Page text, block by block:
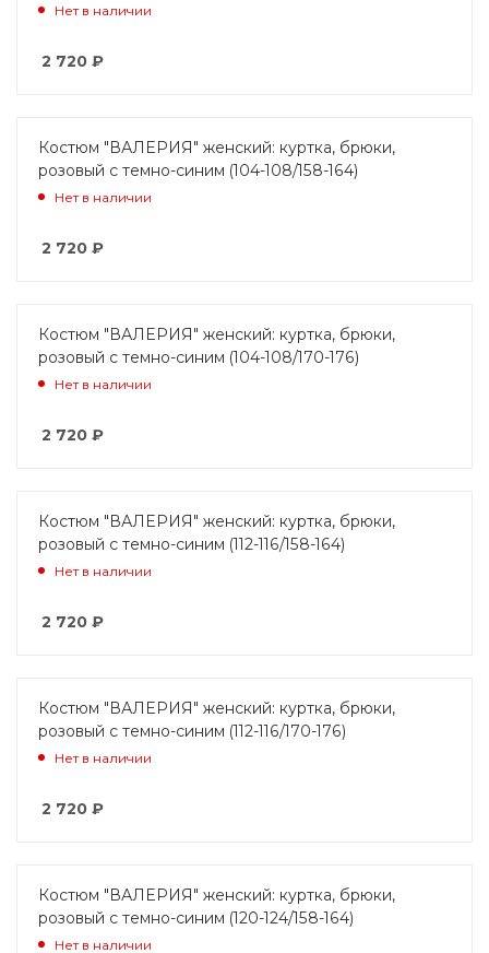
Нет в наличии
2 720 ₽
Костюм "ВАЛЕРИЯ" женский: куртка, брюки,
розовый с темно-синим (104-108/158-164)
Нет в наличии
2 720 ₽
Костюм "ВАЛЕРИЯ" женский: куртка, брюки,
розовый с темно-синим (104-108/170-176)
Нет в наличии
2 720 ₽
Костюм "ВАЛЕРИЯ" женский: куртка, брюки,
розовый с темно-синим (112-116/158-164)
Нет в наличии
2 720 ₽
Костюм "ВАЛЕРИЯ" женский: куртка, брюки,
розовый с темно-синим (112-116/170-176)
Нет в наличии
2 720 ₽
Костюм "ВАЛЕРИЯ" женский: куртка, брюки,
розовый с темно-синим (120-124/158-164)
Нет в наличии